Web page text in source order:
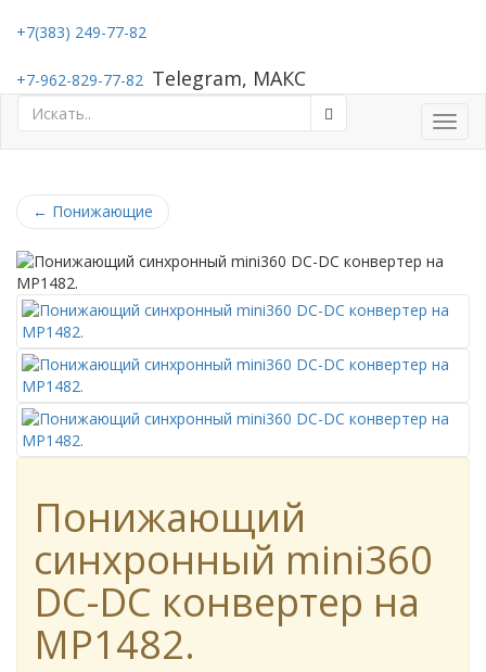
+7(383) 249-77-82
+7-962-829-77-82 Telegram, МАКС
← Понижающие
Понижающий
синхронный mini360
DC-DC конвертер на
MP1482.